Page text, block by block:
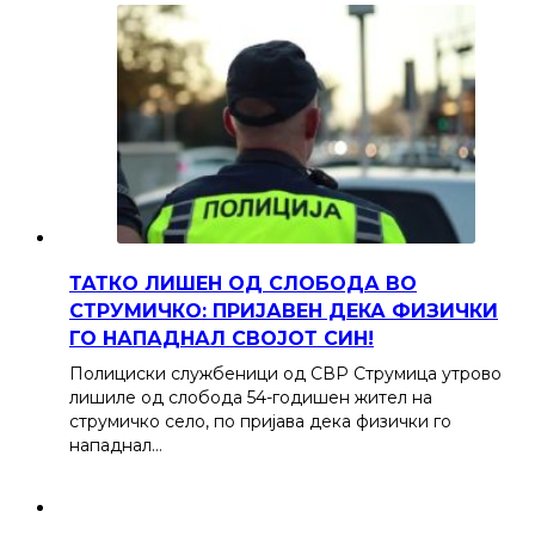
ТАТКО ЛИШЕН ОД СЛОБОДА ВО
СТРУМИЧКО: ПРИЈАВЕН ДЕКА ФИЗИЧКИ
ГО НАПАДНАЛ СВОЈОТ СИН!
Полициски службеници од СВР Струмица утрово
лишиле од слобода 54-годишен жител на
струмичко село, по пријава дека физички го
нападнал…